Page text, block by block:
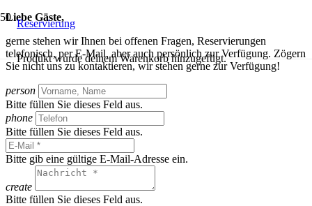
Reservierung
Produktwurde deinem Warenkorb hinzugefügt.
Liebe Gäste,
gerne stehen wir Ihnen bei offenen Fragen, Reservierungen
telefonisch, per E-Mail, aber auch persönlich zur Verfügung. Zögern
Sie nicht uns zu kontaktieren, wir stehen gerne zur Verfügung!
person
Bitte füllen Sie dieses Feld aus.
phone
Bitte füllen Sie dieses Feld aus.
Bitte gib eine gültige E-Mail-Adresse ein.
create
Bitte füllen Sie dieses Feld aus.